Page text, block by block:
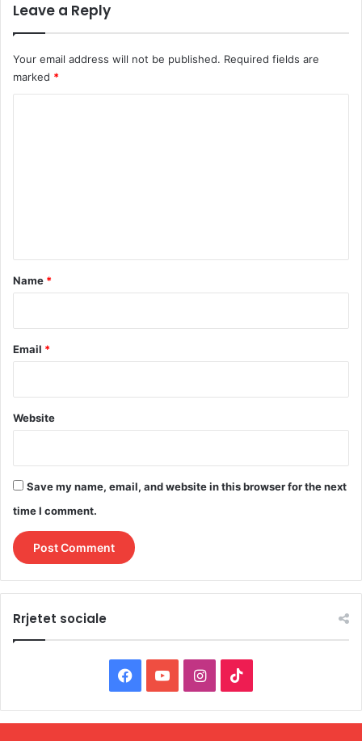
Leave a Reply
Your email address will not be published. Required fields are
marked *
*
Name *
Email *
Website
Save my name, email, and website in this browser for the next
time I comment.
Rrjetet sociale
a
o
I
n
i